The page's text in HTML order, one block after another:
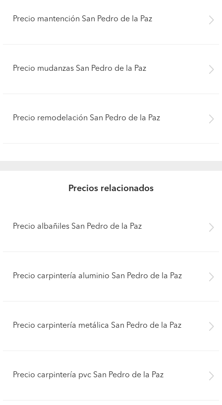
Precio mantención San Pedro de la Paz
Precio mudanzas San Pedro de la Paz
Precio remodelación San Pedro de la Paz
Precios relacionados
Precio albañiles San Pedro de la Paz
Precio carpintería aluminio San Pedro de la Paz
Precio carpintería metálica San Pedro de la Paz
Precio carpintería pvc San Pedro de la Paz